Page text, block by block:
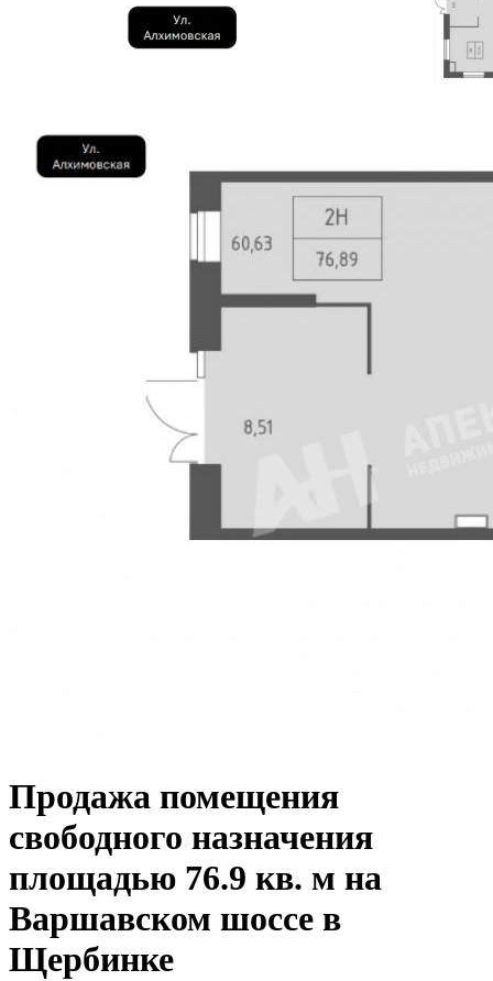
Продажа помещения
свободного назначения
площадью 76.9 кв. м на
Варшавском шоссе в
Щербинке